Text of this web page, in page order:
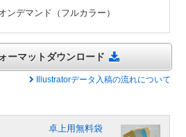
ンデマンド（フルカラー）
ーマットダウンロード
Illustratorデータ入稿の流れについて
卓上用無料袋